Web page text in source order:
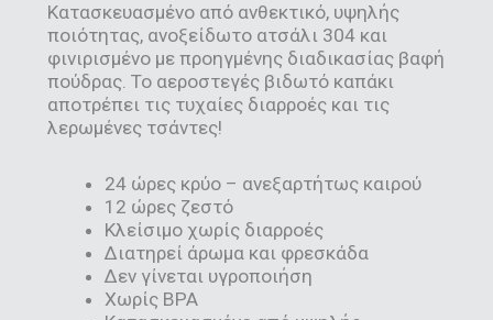
Κατασκευασμένο από ανθεκτικό, υψηλής
ποιότητας, ανοξείδωτο ατσάλι 304 και
φινιρισμένο με προηγμένης διαδικασίας βαφή
πούδρας. Το αεροστεγές βιδωτό καπάκι
αποτρέπει τις τυχαίες διαρροές και τις
λερωμένες τσάντες!
24 ώρες κρύο – ανεξαρτήτως καιρού
12 ώρες ζεστό
Κλείσιμο χωρίς διαρροές
Διατηρεί άρωμα και φρεσκάδα
Δεν γίνεται υγροποιήση
Χωρίς BPA